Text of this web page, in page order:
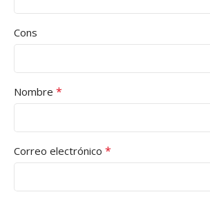
Cons
Nombre *
Correo electrónico *